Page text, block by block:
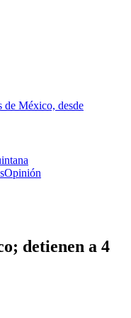
de México, desde
Opinión
detienen a 4